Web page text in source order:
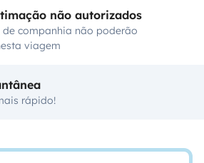
não autorizados
de companhia não poderão
viagem
rápido!